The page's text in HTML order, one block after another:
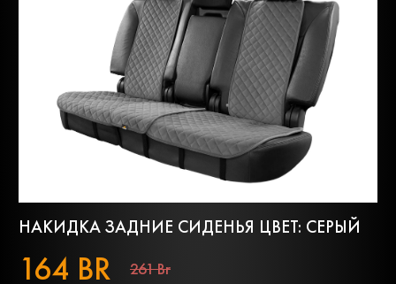
НАКИДКА ЗАДНИЕ СИДЕНЬЯ ЦВЕТ: СЕРЫЙ
164 BR 261 Br